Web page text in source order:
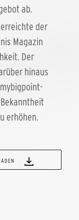
ab.
der
Magazin
Der
hinaus
erhöhen.